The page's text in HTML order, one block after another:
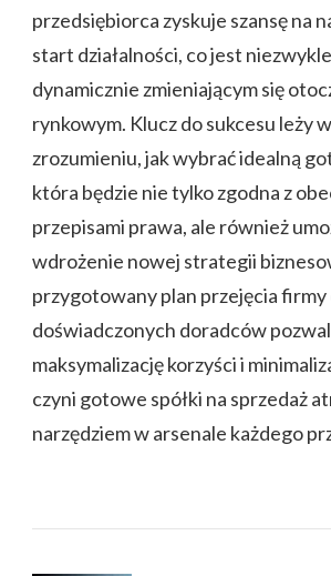
przedsiębiorca zyskuje szansę na
start działalności, co jest
dynamicznie zmieniającym się
rynkowym. Klucz do sukcesu leży
zrozumieniu, jak wybrać idealną
która będzie nie tylko zgodna z
przepisami prawa, ale również
wdrożenie nowej strategii
przygotowany plan przejęcia firmy
doświadczonych doradców
maksymalizację korzyści i
czyni gotowe spółki na sprzedaż
narzędziem w arsenale każdego